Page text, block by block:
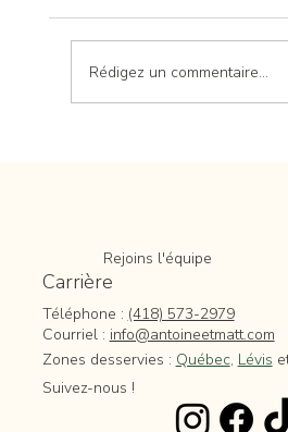
Rédigez un commentaire...
Rejoins l'équipe
Carrière
Téléphone : (418) 573-2979
Courriel : info@antoineetmatt.com
Zones desservies : Québec, Lévis
Suivez-nous !